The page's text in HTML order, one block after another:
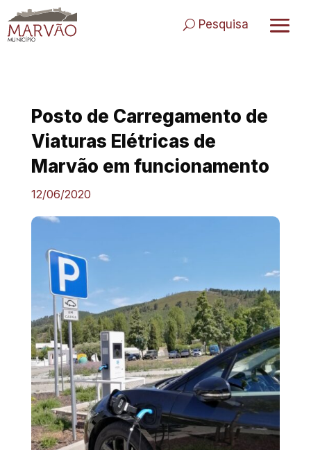
to
content
Pesquisa
Posto de Carregamento de
Viaturas Elétricas de
Marvão em funcionamento
12/06/2020